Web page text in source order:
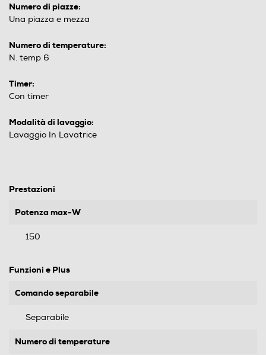
Numero di piazze:
Una piazza e mezza
Numero di temperature:
N. temp 6
Timer:
Con timer
Modalità di lavaggio:
Lavaggio In Lavatrice
Prestazioni
Potenza max-W
150
Funzioni e Plus
Comando separabile
Separabile
Numero di temperature